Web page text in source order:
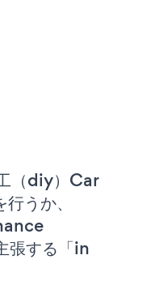
（diy）Car
うか、
張する「in